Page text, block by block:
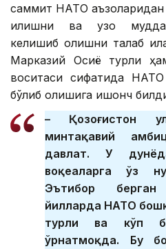
саммит НАТО аъзоларидан
қилишни ва узоқ
келишиб олишни талаб
Марказий Осиё турли
воситаси сифатида НАТО
бўлиб қолишига ишонч
– Қозоғистон
минтақавий
давлат. У
воқеаларга ўз
Эътибор берган
йилларда НАТО
турли ва кўп
ўрнатмоқда. Бу